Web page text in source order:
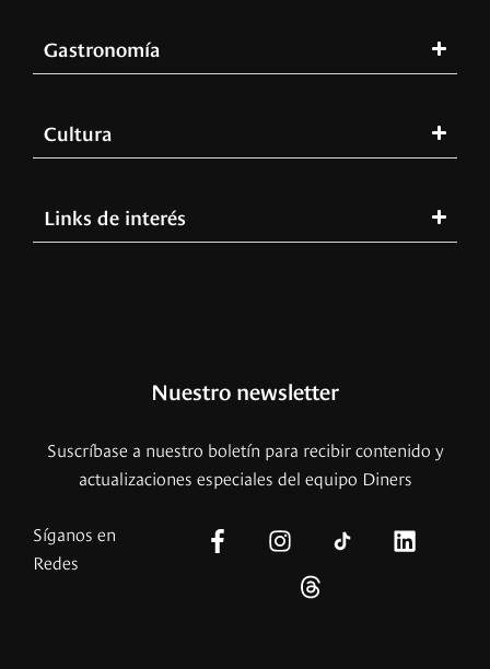
Gastronomía
Cultura
Links de interés
Nuestro newsletter
Suscríbase a nuestro boletín para recibir contenido y
actualizaciones especiales del equipo Diners
Síganos en
Redes